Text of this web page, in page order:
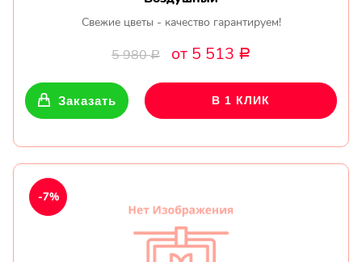
Свежие цветы - качество гарантируем!
5 980Р от 5 513 Р
Заказать В 1 КЛИК
-7%